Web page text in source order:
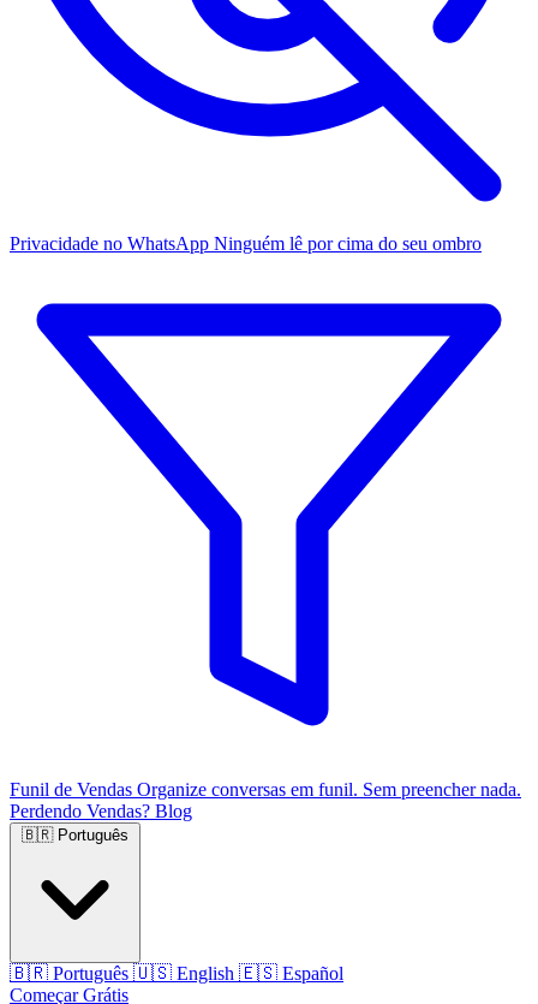
Privacidade no WhatsApp Ninguém lê por cima do seu ombro
Funil de Vendas Organize conversas em funil. Sem preencher nada.
Perdendo Vendas? Blog
🇧🇷 Português
🇧🇷 Português 🇺🇸 English 🇪🇸 Español
Começar Grátis